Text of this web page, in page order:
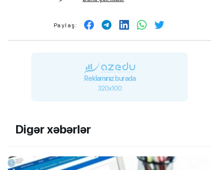
Paylaş:
Reklamınız burada
320x100
Digər xəbərlər